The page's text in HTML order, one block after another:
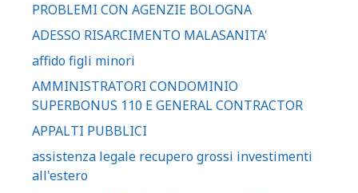
PROBLEMI CON AGENZIE BOLOGNA
ADESSO RISARCIMENTO MALASANITA'
affido figli minori
AMMINISTRATORI CONDOMINIO
SUPERBONUS 110 E GENERAL CONTRACTOR
APPALTI PUBBLICI
assistenza legale recupero grossi investimenti
all'estero